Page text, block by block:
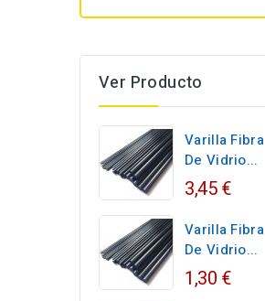
Ver Producto
Varilla Fibra
De Vidrio...
3,45 €
Varilla Fibra
De Vidrio...
1,30 €